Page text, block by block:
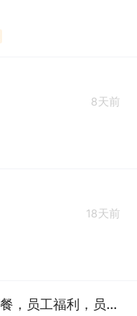
8天前
18天前
汽车维修技师和学徒（员工餐，员工福利，员工内部购车名额）